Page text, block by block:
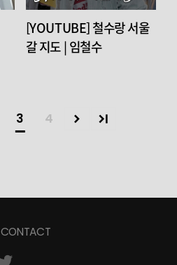
[YOUTUBE] 철수랑 서울
갈 지도 | 임철수
3 4
CONTACT